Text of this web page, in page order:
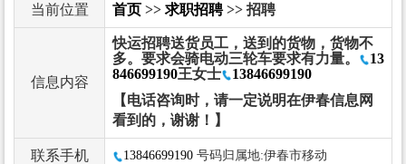
当前位置 首页 >> 求职招聘>> 招聘
信息内容
快运招聘送货员工，送到的货物，货物不
多。要求会骑电动三轮车要求有力量。
13
846699190王女士
13846699190
【电话咨询时，请一定说明在伊春信息网
看到的，谢谢！】
联系手机 13846699190 号码归属地:伊春市移动